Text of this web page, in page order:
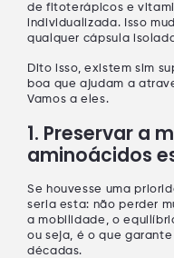
de fitoterápicos e
individualizada. Isso
qualquer cápsula
Dito isso,existem sim
boa que ajudam a
Vamos a eles.
1. Preservar a
aminoácidos
Se houvesse uma
seria esta: não perder
amobilidade , o
ou seja, é o que
décadas.